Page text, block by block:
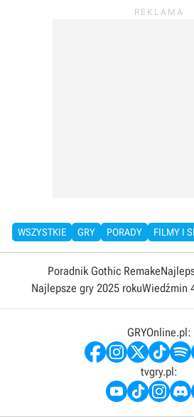
WSZYSTKIE GRY PORADY FILMY I
Poradnik Gothic Remake
Najlepsze gry 2025 rokuWiedźmin
GRYOnline.pl:
tvgry.pl: